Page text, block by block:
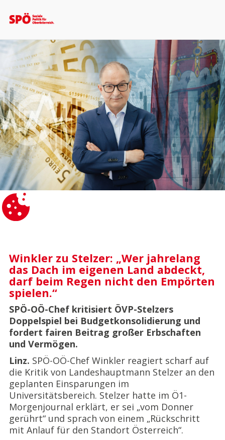
Winkler zu Stelzer: „Wer jahrelang
das Dach im eigenen Land abdeckt,
darf beim Regen nicht den Empörten
spielen.“
SPÖ-OÖ-Chef kritisiert ÖVP-Stelzers
Doppelspiel bei Budgetkonsolidierung und
fordert fairen Beitrag großer Erbschaften
und Vermögen.
Linz. SPÖ-OÖ-Chef Winkler reagiert scharf auf
die Kritik von Landeshauptmann Stelzer an den
geplanten Einsparungen im
Universitätsbereich. Stelzer hatte im Ö1-
Morgenjournal erklärt, er sei „vom Donner
gerührt“ und sprach von einem „Rückschritt
mit Anlauf für den Standort Österreich“.